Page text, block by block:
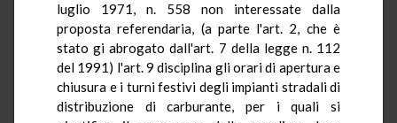
luglio 1971, n. 558 non interessate dalla
proposta referendaria, (a parte l'art. 2, che è
stato gi abrogato dall'art. 7 della legge n. 112
del 1991) l'art. 9 disciplina gli orari di apertura e
chiusura e i turni festivi degli impianti stradali di
distribuzione di carburante, per i quali si